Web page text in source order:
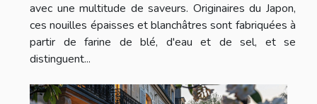
avec une multitude de saveurs. Originaires du Japon,
ces nouilles épaisses et blanchâtres sont fabriquées à
partir de farine de blé, d'eau et de sel, et se
distinguent...